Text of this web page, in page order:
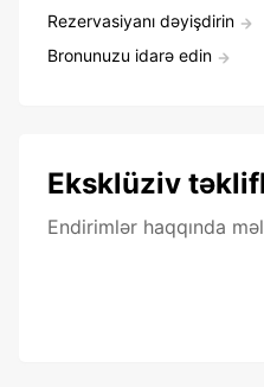
Rezervasiyanı dəyişdirin
Bronunuzu idarə edin
Eksklüziv
Endirimlər haqqında